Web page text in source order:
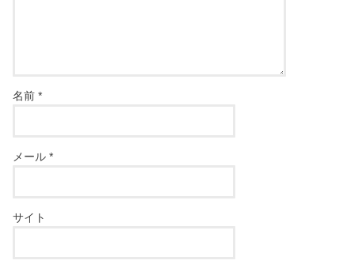
名前*
メール*
サイト